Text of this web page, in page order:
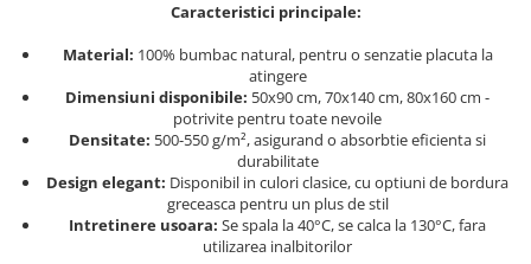
Set Lenjerie De Pat Blana
Artificiala De Iepure, 6 Piese, 2
Set Lenjerie Pat Blanita Iepure, 6
Piese, Cu Pilota Inclusa
Lenjerii De Pat Premium Collection
Set Lenjerie De Pat, 7 Piese, Cu
Pilota / Cuvertura Inclusa
Set Lenjerie De Pat Jacquard Regal,
Caracteristici principale:
Material: 100% bumbac natural, pentru o senzatie placuta la
atingere
Dimensiuni disponibile: 50x90 cm, 70x140 cm, 80x160 cm -
potrivite pentru toate nevoile
Densitate: 500-550 g/m², asigurand o absorbtie eficienta si
durabilitate
Design elegant: Disponibil in culori clasice, cu optiuni de bordura
greceasca pentru un plus de stil
Intretinere usoara: Se spala la 40°C, se calca la 130°C, fara
utilizarea inalbitorilor